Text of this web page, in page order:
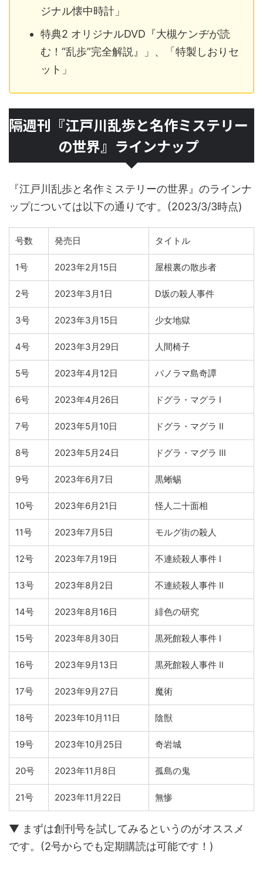
ジナル懐中時計」
特典2 オリジナルDVD『大槻ケンヂが読
む！“乱歩”完全解説』」、「特製しおりセ
ット」
隔週刊『江戸川乱歩と名作ミステリー
の世界』ラインナップ
『江戸川乱歩と名作ミステリーの世界』のラインナ
ップについては以下の通りです。(2023/3/3時点)
号数 発売日 タイトル
1号 2023年2月15日 屋根裏の散歩者
2号 2023年3月1日 D坂の殺人事件
3号 2023年3月15日 少女地獄
4号 2023年3月29日 人間椅子
5号 2023年4月12日 パノラマ島奇譚
6号 2023年4月26日 ドグラ・マグラ Ⅰ
7号 2023年5月10日 ドグラ・マグラ Ⅱ
8号 2023年5月24日 ドグラ・マグラ Ⅲ
9号 2023年6月7日 黒蜥蜴
10号 2023年6月21日 怪人二十面相
11号 2023年7月5日 モルグ街の殺人
12号 2023年7月19日 不連続殺人事件 Ⅰ
13号 2023年8月2日 不連続殺人事件 Ⅱ
14号 2023年8月16日 緋色の研究
15号 2023年8月30日 黒死館殺人事件 Ⅰ
16号 2023年9月13日 黒死館殺人事件 Ⅱ
17号 2023年9月27日 魔術
18号 2023年10月11日 陰獣
19号 2023年10月25日 奇岩城
20号 2023年11月8日 孤島の鬼
21号 2023年11月22日 無惨
▼ まずは創刊号を試してみるというのがオススメ
です。(2号からでも定期購読は可能です！)